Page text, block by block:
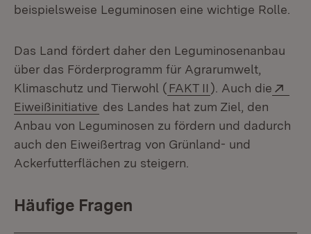
beispielsweise Leguminosen eine wichtige Rolle.
Das Land fördert daher den Leguminosenanbau
über das Förderprogramm für Agrarumwelt,
Klimaschutz und Tierwohl (FAKT II ). Auch die
Eiweißinitiative (Öffnet in neuem Fenster)
des Landes hat zum Ziel, den
Anbau von Leguminosen zu fördern und dadurch
auch den Eiweißertrag von Grünland- und
Ackerfutterflächen zu steigern.
Häufige Fragen